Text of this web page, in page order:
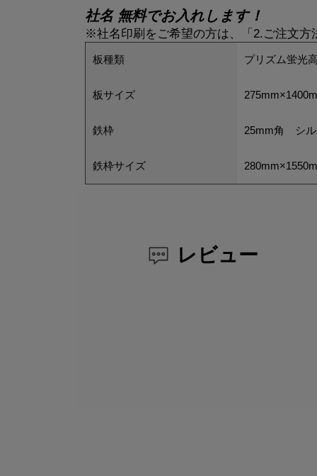
社名 無料でお入れします！
※社名印刷をご希望の方は、「2.ご注文方
板種類 プリズム蛍光
板サイズ
鉄枠 25mm角 シル
鉄枠サイズ
レビュー